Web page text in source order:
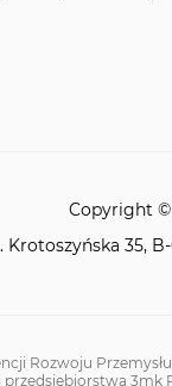
Copyright ©
Krotoszyńska 35,
Rozwoju
3mk